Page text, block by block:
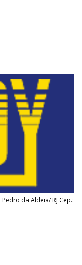
da Aldeia/ RJ Cep.: